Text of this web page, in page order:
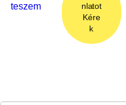
teszem
nlatot
Kére
k